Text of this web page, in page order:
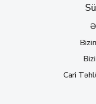
Cari